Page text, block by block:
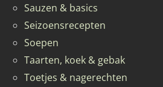
Sauzen & basics
Seizoensrecepten
Soepen
Taarten, koek & gebak
Toetjes & nagerechten